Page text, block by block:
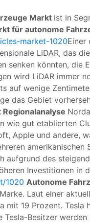
Markt ist in
für autonome
market-1020Einer
LiDAR, das
senken könnten,
wird LiDAR immer
auf wenige
das Gebiet
wie gut etablierten
Apple und andere,
des
Investitionen in
1020 Autonome
Laut einer
19 Prozent.
Besitzer